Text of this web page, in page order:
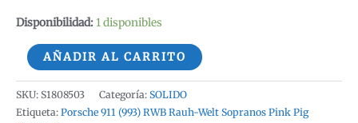
Disponibilidad:1 disponibles
Porsche
(993)
RWB
AÑADIR AL CARRITO
SKU: S1808503 Categoría: SOLIDO
Etiqueta: Porsche 911 (993) RWB Rauh-Welt Sopranos Pink Pig